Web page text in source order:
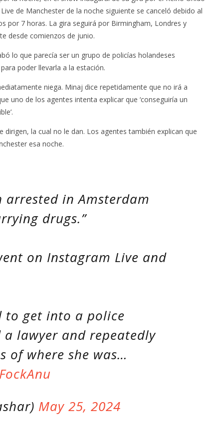
de Manchester de la noche siguiente se canceló debido al
por 7 horas. La gira seguirá por Birmingham, Londres y
desde comienzos de junio.
lo que parecía ser un grupo de policías holandeses
poder llevarla a la estación.
niega. Minaj dice repetidamente que no irá a
uno de los agentes intenta explicar que ‘conseguiría un
la cual no le dan. Los agentes también explican que
esa noche.
in Amsterdam
drugs.”
on Instagram Live and
to get into a police
lawyer and repeatedly
of where she was…
May 25, 2024